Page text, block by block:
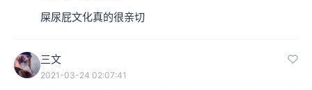
屎尿屁文化真的很亲切
三文
2021-03-24 02:07:41